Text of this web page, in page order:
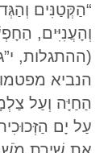
“הַקְּטַנִּים
וְהָעֲנִיִּים,
הנביא
הַחַיָּה וְעַל
עַל יָם